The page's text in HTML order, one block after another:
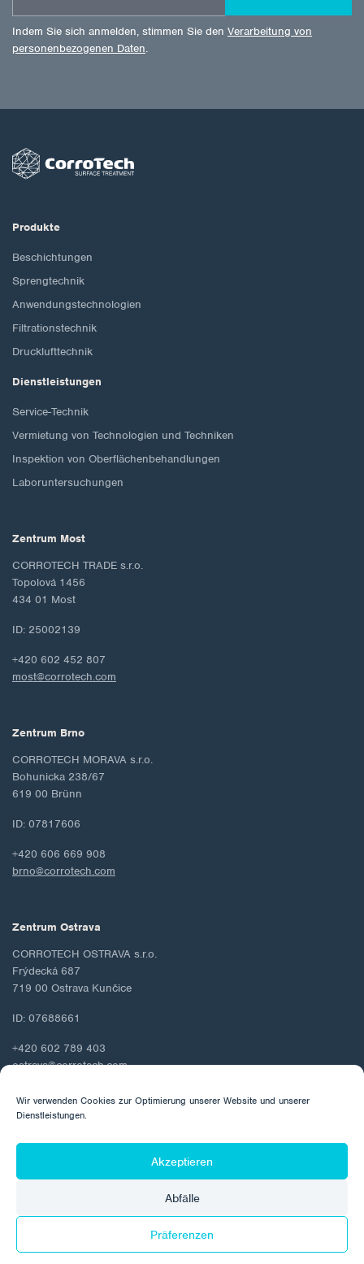
Wir verwenden Cookies zur Optimierung unserer Website und unserer
Dienstleistungen.
Akzeptieren
Abfälle
Präferenzen
Indem Sie sich anmelden, stimmen Sie den Verarbeitung von
personenbezogenen Daten.
Produkte
Beschichtungen
Sprengtechnik
Anwendungstechnologien
Filtrationstechnik
Drucklufttechnik
Dienstleistungen
Service-Technik
Vermietung von Technologien und Techniken
Inspektion von Oberflächenbehandlungen
Laboruntersuchungen
Zentrum Most
CORROTECH TRADE s.r.o.
Topolová 1456
434 01 Most
ID: 25002139
+420 602 452 807
most@corrotech.com
Zentrum Brno
CORROTECH MORAVA s.r.o.
Bohunicka 238/67
619 00 Brünn
ID: 07817606
+420 606 669 908
brno@corrotech.com
Zentrum Ostrava
CORROTECH OSTRAVA s.r.o.
Frýdecká 687
719 00 Ostrava Kunčice
ID: 07688661
+420 602 789 403
ostrava@corrotech.com
© 2026 Corrotech